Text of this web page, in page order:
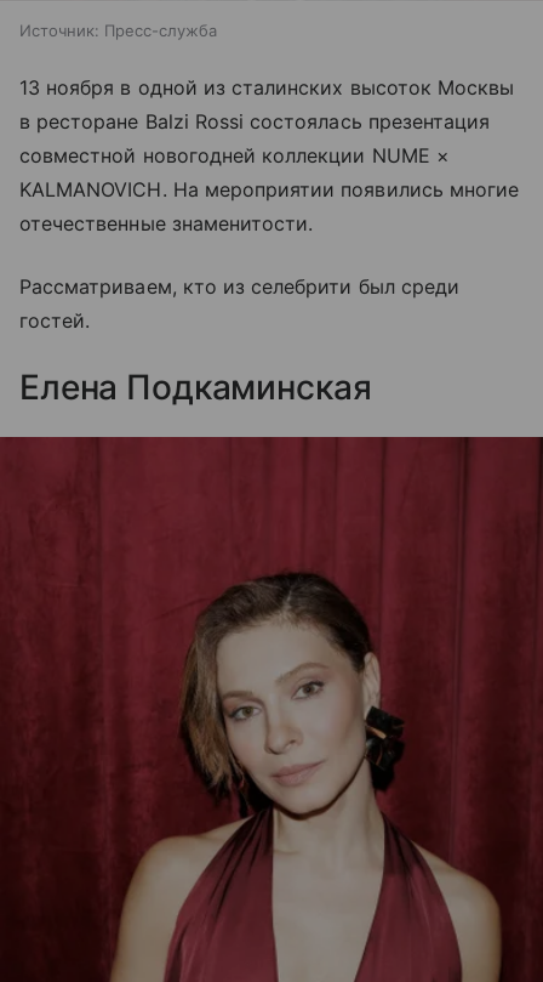
Источник: Пресс-служба
13 ноября в одной из сталинских высоток Москвы
в ресторане Balzi Rossi состоялась презентация
совместной новогодней коллекции NUME ×
KALMANOVICH. На мероприятии появились многие
отечественные знаменитости.
Рассматриваем, кто из селебрити был среди
гостей.
Елена Подкаминская